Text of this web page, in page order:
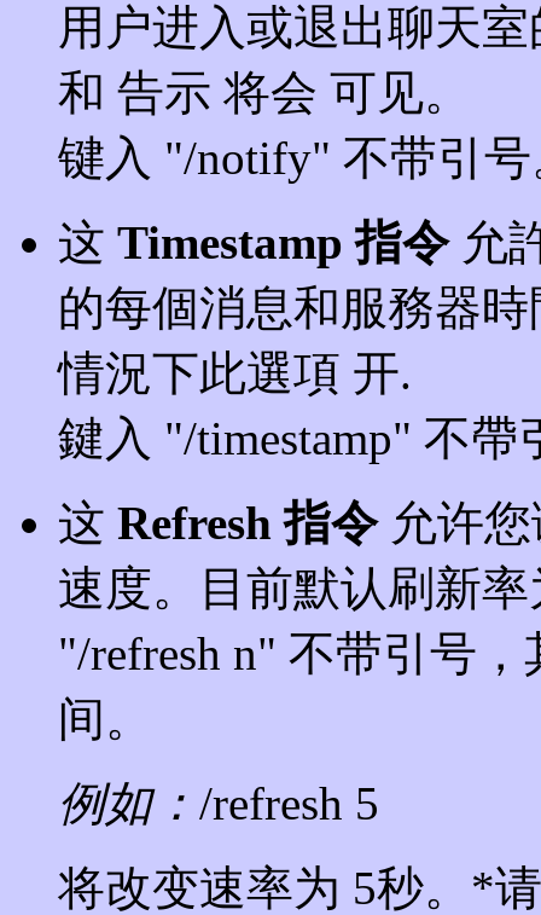
用户进入或退出聊天
和 告示 将会 可见。
键入 "/notify" 不带引
这 Timestamp 指令允
的每個消息和服務器
情況下此選項 开.
鍵入 "/timestamp" 不帶
这 Refresh 指令允许您
速度。目前默认刷新
"/refresh n" 不带引号
间。
例如： /refresh 5
将改变速率为 5秒。*